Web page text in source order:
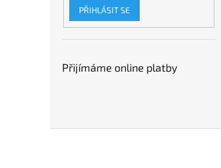
PŘIHLÁSIT SE
Přijímáme online platby